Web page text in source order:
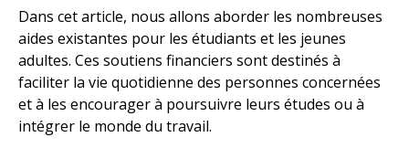
Dans cet article, nous allons aborder les nombreuses
aides existantes pour les étudiants et les jeunes
adultes. Ces soutiens financiers sont destinés à
faciliter la vie quotidienne des personnes concernées
et à les encourager à poursuivre leurs études ou à
intégrer le monde du travail.